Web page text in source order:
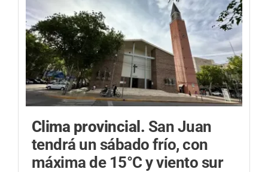
Clima provincial. San Juan
tendrá un sábado frío, con
máxima de 15°C y viento sur